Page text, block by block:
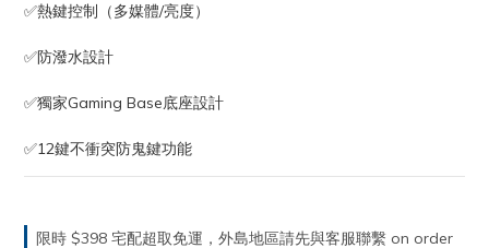
✅熱鍵控制（多媒體/亮度）
✅防潑水設計
✅獨家Gaming Base底座設計
✅12鍵不衝突防鬼鍵功能
限時 $398 宅配超取免運，外島地區請先與客服聯繫 on order